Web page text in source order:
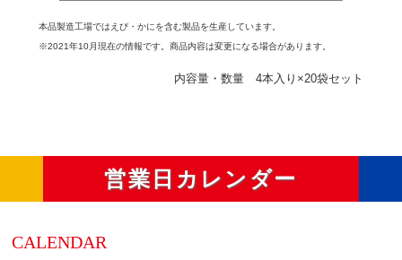
本品製造工場ではえび・かにを含む製品を生産しています。
※2021年10月現在の情報です。商品内容は変更になる場合があります。
内容量・数量 4本入り×20袋セット
営業日カレンダー
CALENDAR